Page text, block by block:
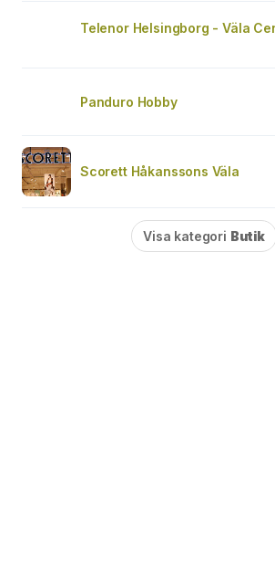
Telenor Helsingborg - Väla
Panduro Hobby
Scorett Håkanssons Väla
Visa kategori Butik